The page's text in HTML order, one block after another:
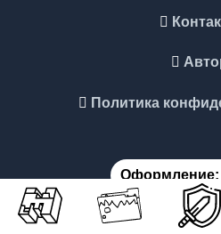
Политика
Оформление: